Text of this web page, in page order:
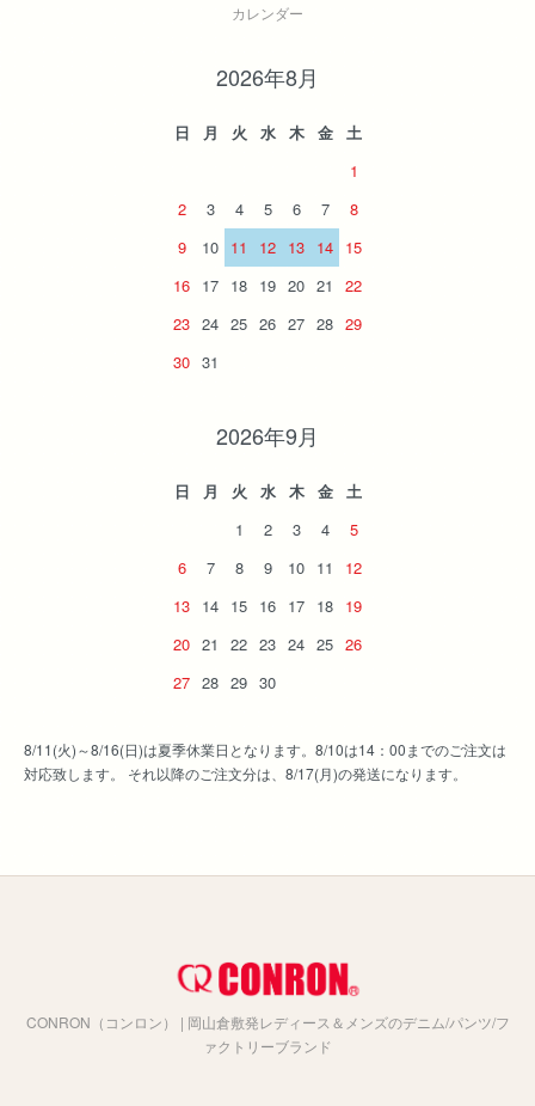
カレンダー
2026年8月
日 月 火 水 木 金
土
1
2
3 4 5 6 7
8
9
10 11 12 13 14 15
16 17 18 19 20 21
22
23 24 25 26 27 28 29
30 31
2026年9月
日 月 火 水 木 金
土
1
2 3 4
5
6
7 8 9 10 11
12
13 14 15 16 17 18 19
20 21 22 23 24 25 26
27 28 29 30
8/11(火)～8/16(日)は夏季休業日となります。8/10は14：00までのご注文は
対応致します。 それ以降のご注文分は、8/17(月)の発送になります。
CONRON（コンロン） | 岡山倉敷発レディース＆メンズのデニム/パンツ/フ
ァクトリーブランド